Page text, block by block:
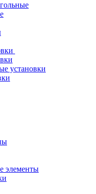
установки
элементы